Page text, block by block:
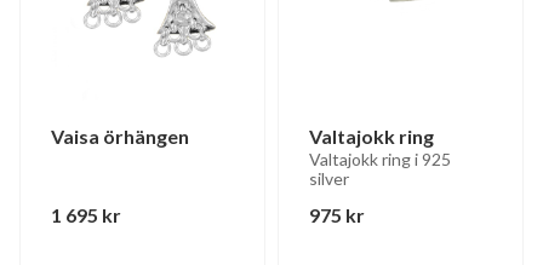
Vaisa örhängen
1 695 kr
Valtajokk ring
Valtajokk ring i 925
silver
975 kr